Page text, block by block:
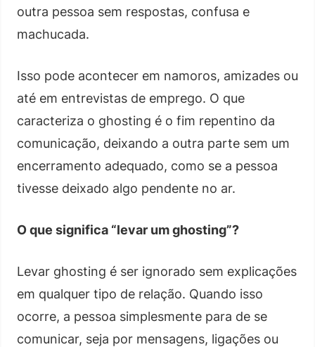
outra pessoa sem respostas, confusa e
machucada.
Isso pode acontecer em namoros, amizades ou
até em entrevistas de emprego. O que
caracteriza o ghosting é o fim repentino da
comunicação, deixando a outra parte sem um
encerramento adequado, como se a pessoa
tivesse deixado algo pendente no ar.
O que significa “levar um ghosting”?
Levar ghosting é ser ignorado sem explicações
em qualquer tipo de relação. Quando isso
ocorre, a pessoa simplesmente para de se
comunicar, seja por mensagens, ligações ou